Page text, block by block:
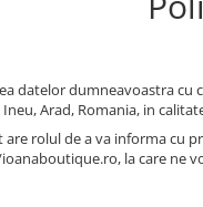
datelor dumneavoastra cu
Ineu, Arad, Romania, in
are rolul de a va informa cu
la care ne